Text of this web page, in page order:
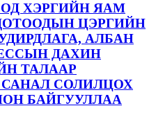
ХЭРГИЙН ЯАМ
ЦЭРГИЙН
АЛБАН
ДАХИН
ТАЛААР
СОЛИЛЦОХ
БАЙГУУЛЛАА